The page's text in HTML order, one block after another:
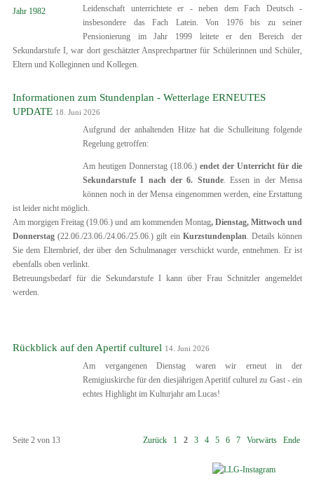
Leidenschaft unterrichtete er - neben dem Fach Deutsch -
insbesondere das Fach Latein. Von 1976 bis zu seiner
Pensionierung im Jahr 1999 leitete er den Bereich der
Sekundarstufe I, war dort geschätzter Ansprechpartner für Schülerinnen und Schüler,
Eltern und Kolleginnen und Kollegen.
Informationen zum Stundenplan - Wetterlage ERNEUTES
UPDATE 18. Juni 2026
Aufgrund der anhaltenden Hitze hat die Schulleitung folgende
Regelung getroffen:
Am heutigen Donnerstag (18.06.) endet der Unterricht für die
Sekundarstufe I nach der 6. Stunde. Essen in der Mensa
können noch in der Mensa eingenommen werden, eine Erstattung
ist leider nicht möglich.
Am morgigen Freitag (19.06.) und am kommenden Montag, Dienstag, Mittwoch und
Donnerstag (22.06./23.06./24.06./25.06.) gilt ein Kurzstundenplan . Details können
Sie dem Elternbrief, der über den Schulmanager verschickt wurde, entnehmen. Er ist
ebenfalls oben verlinkt.
Betreuungsbedarf für die Sekundarstufe I kann über Frau Schnitzler angemeldet
werden.
Rückblick auf den Apertif culturel 14. Juni 2026
Am vergangenen Dienstag waren wir erneut in der
Remigiuskirche für den diesjährigen Aperitif culturel zu Gast - ein
echtes Highlight im Kulturjahr am Lucas!
Seite 2 von 13 Zurück 1 2 3 4 5 6 7 Vorwärts Ende